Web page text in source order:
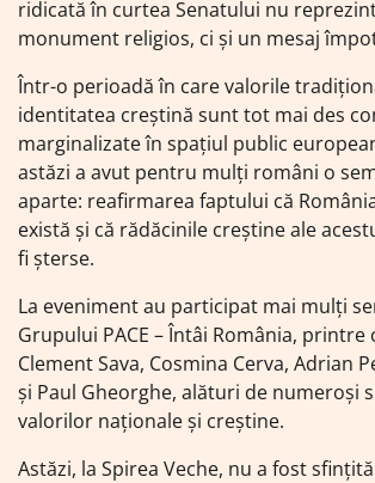
ridicată în curtea Senatului nu
monument religios, ci și un mesaj
Într-o perioadă în care valorile
identitatea creștină sunt tot mai des
marginalizate în spațiul public
astăzi a avut pentru mulți români o
aparte: reafirmarea faptului că
există și că rădăcinile creștine ale
fi șterse.
La eveniment au participat mai mulți
Grupului PACE – Întâi România, printre
Clement Sava, Cosmina Cerva, Adrian
și Paul Gheorghe, alături de numeroși
valorilor naționale și creștine.
Astăzi, la Spirea Veche, nu a fost